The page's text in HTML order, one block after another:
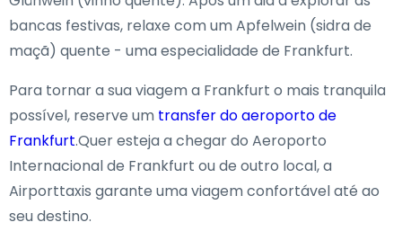
bancas festivas, relaxe com um Apfelwein (sidra de
maçã) quente - uma especialidade de Frankfurt.
Para tornar a sua viagem a Frankfurt o mais tranquila
possível, reserve um transfer do aeroporto de
Frankfurt.Quer esteja a chegar do Aeroporto
Internacional de Frankfurt ou de outro local, a
Airporttaxis garante uma viagem confortável até ao
seu destino.